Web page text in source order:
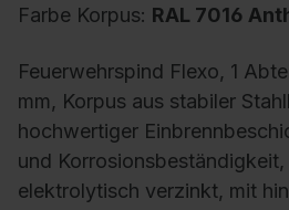
Farbe Korpus: RAL 7016
Feuerwehrspind Flexo, 1
mm, Korpus aus stabiler
hochwertiger
und Korrosionsbeständigkeit,
elektrolytisch verzinkt, mit